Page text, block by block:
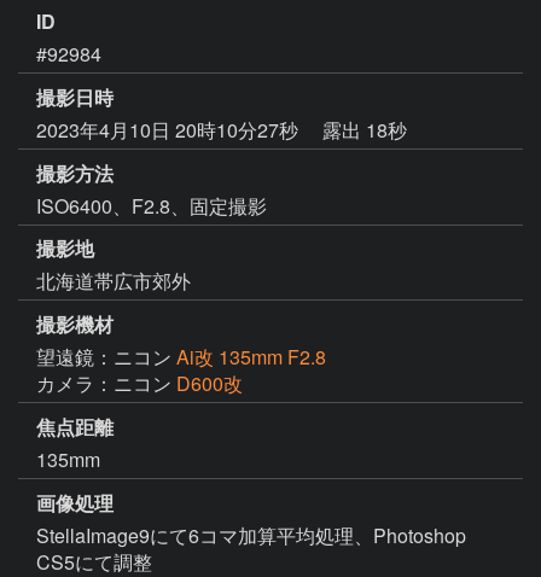
ID
#92984
撮影日時
2023年4月10日 20時10分27秒
露出 18秒
撮影方法
ISO6400、F2.8、固定撮影
撮影地
北海道帯広市郊外
撮影機材
望遠鏡：ニコン Ai改 135mm F2.8
カメラ：ニコン D600改
焦点距離
135mm
画像処理
StellaImage9にて6コマ加算平均処理、Photoshop
CS5にて調整